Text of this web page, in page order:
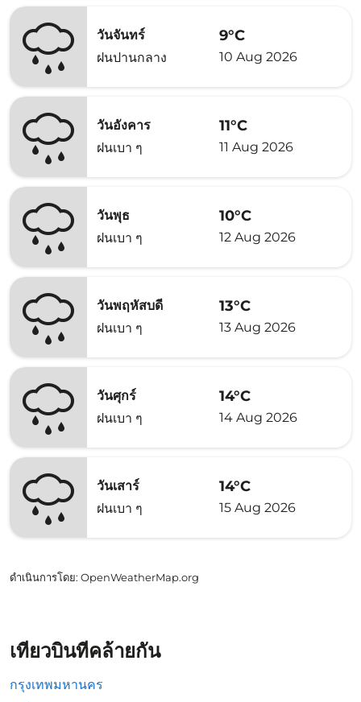
วันจันทร์
ฝนปานกลาง
9°C
10 Aug 2026
วันอังคาร
ฝนเบา ๆ
11°C
11 Aug 2026
วันพุธ
ฝนเบา ๆ
10°C
12 Aug 2026
วันพฤหัสบดี
ฝนเบา ๆ
13°C
13 Aug 2026
วันศุกร์
ฝนเบา ๆ
14°C
14 Aug 2026
วันเสาร์
ฝนเบา ๆ
14°C
15 Aug 2026
ดำเนินการโดย: OpenWeatherMap.org
เที่ยวบินที่คล้ายกัน
กรุงเทพมหานคร